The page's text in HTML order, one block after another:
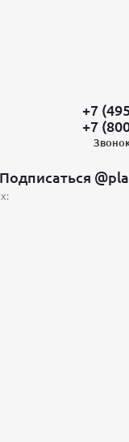
+7
+7
Подписаться